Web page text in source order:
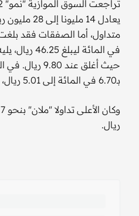
بـ6.70 في المائة إلى 5.01 ريال، وحل ثالثا سهم "الرعاية المستقبلية" بمقدار 6 في المائة مسجلا 12.06 ريال.
ريال.